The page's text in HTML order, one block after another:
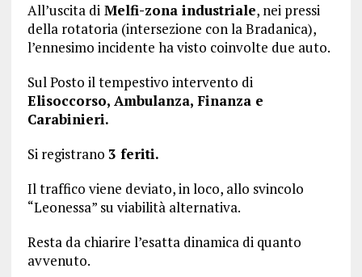
All’uscita diMelfi-zona industriale, nei pressi
della rotatoria (intersezione con la Bradanica),
l’ennesimo incidente ha visto coinvolte due auto.
Sul Posto il tempestivo intervento di
Elisoccorso, Ambulanza, Finanza e
Carabinieri.
Si registrano 3 feriti.
Il traffico viene deviato, in loco, allo svincolo
“Leonessa” su viabilità alternativa.
Resta da chiarire l’esatta dinamica di quanto
avvenuto.